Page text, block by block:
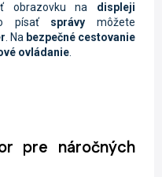
obrazovku na displeji
písať správy môžete
. Na bezpečné cestovanie
ovládanie
pre náročných